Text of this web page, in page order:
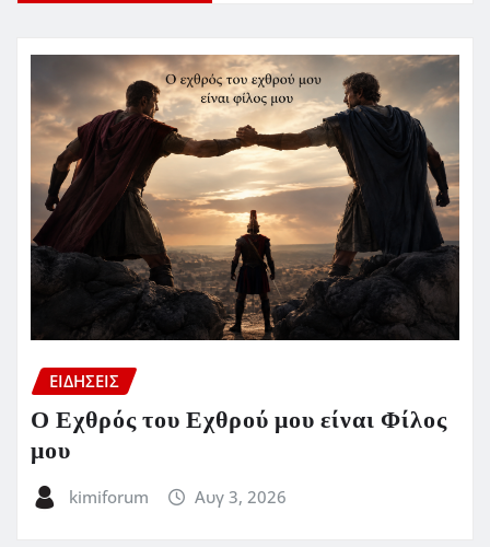
ΕΙΔΗΣΕΙΣ
Ο Εχθρός του Εχθρού μου είναι Φίλος
μου
kimiforum Αυγ 3, 2026